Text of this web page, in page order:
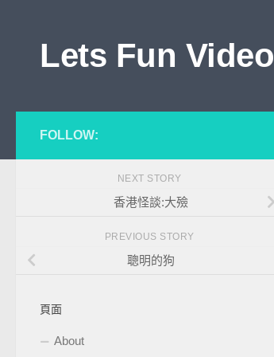
Lets Fun Video
FOLLOW:
NEXT STORY
香港怪談:大殮
PREVIOUS STORY
聰明的狗
頁面
About